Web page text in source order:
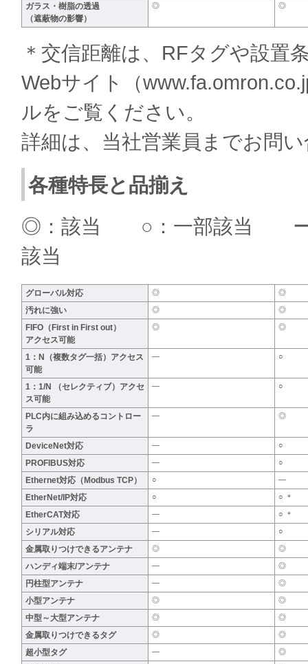
ガラス・樹脂の透過
（遮蔽物の影響）
◎ ◎
＊交信距離は、RFタグや設置
Webサイト（
ルをご覧ください。
詳細は、当社営業員までお問
各種特長と品揃え
◎：該当 ○：一部該当 ー
該当
グローバル対応 ◎ ◎
汚れに強い ◎ ◎
FIFO（First in First out）
アクセス可能
◎ ◎
1：N（複数タグ一括）アクセス
可能
― ○
1：1/N （セレクティブ）アクセ
ス可能
― ○
PLC内に組み込めるコントロー
ラ
― ◎
DeviceNet対応 ― ○
PROFIBUS対応 ― ○
Ethernet対応（Modbus TCP） ○ ―
EtherNet/IP対応 ○ ○ ＊
EtherCAT対応 ― ○ ＊
シリアル対応 ― ○
金属取りつけできるアンテナ ◎ ◎
ハンディ端末/アンテナ ― ◎
円柱型アンテナ ― ◎
小型アンテナ ◎ ◎
中型～大型アンテナ ◎ ◎
金属取りつけできるタグ ◎ ◎
超小型タグ ― ◎